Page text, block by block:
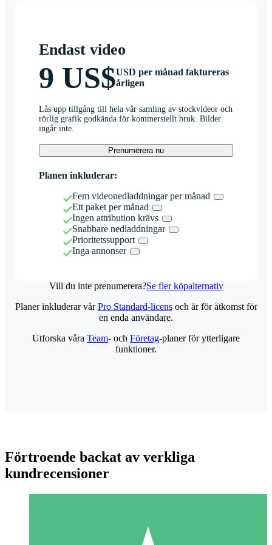
Endast video
9 US$USD per månad faktureras
årligen
Lås upp tillgång till hela vår samling av stockvideor och
rörlig grafik godkända för kommersiellt bruk. Bilder
ingår inte.
Prenumerera nu
Planen inkluderar:
Fem videonedladdningar per månad
Ett paket per månad
Ingen attribution krävs
Snabbare nedladdningar
Prioritetssupport
Inga annonser
Vill du inte prenumerera?Se fler köpalternativ
Planer inkluderar vårPro Standard-licensoch är för åtkomst för
en enda användare.
Utforska våra Team- och Företag-planer för ytterligare
funktioner.
Förtroende backat av verkliga
kundrecensioner